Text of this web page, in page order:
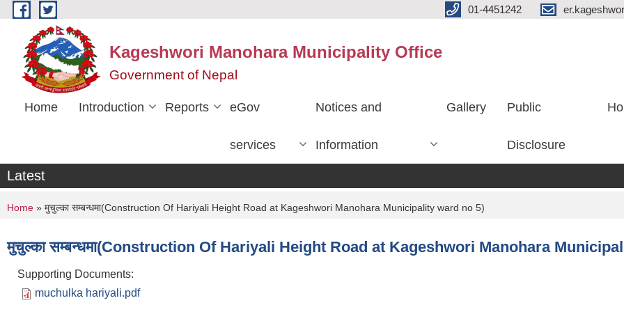
Skip to main content 01-4451242
Kageshwori Manohara Municipality Office
Government of Nepal
Home Introduction Reports eGov
services
Notices and
Information
Gallery Public
Disclosure
Latest
You are here
Home » मुचुल्का सम्बन्धमा(Construction Of Hariyali Height Road at Kageshwori Manohara Municipality ward no 5)
मुचुल्का सम्बन्धमा(Construction Of Hariyali Height Road at Kageshwori Manohara
Supporting Documents:
muchulka hariyali.pdf